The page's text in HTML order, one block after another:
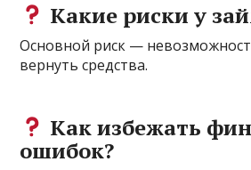
Какие риски у
Основной риск —
вернуть средства.
Как избежать
ошибок?